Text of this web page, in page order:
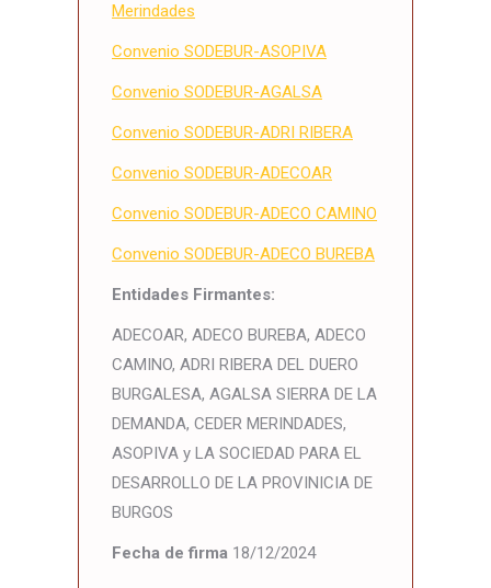
Merindades
Convenio SODEBUR-ASOPIVA
Convenio SODEBUR-AGALSA
Convenio SODEBUR-ADRI RIBERA
Convenio SODEBUR-ADECOAR
Convenio SODEBUR-ADECO CAMINO
Convenio SODEBUR-ADECO BUREBA
Entidades Firmantes:
ADECOAR, ADECO BUREBA, ADECO
CAMINO, ADRI RIBERA DEL DUERO
BURGALESA, AGALSA SIERRA DE LA
DEMANDA, CEDER MERINDADES,
ASOPIVA y LA SOCIEDAD PARA EL
DESARROLLO DE LA PROVINICIA DE
BURGOS
Fecha de firma 18/12/2024